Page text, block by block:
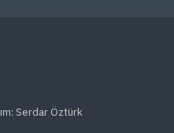
Serdar Öztürk